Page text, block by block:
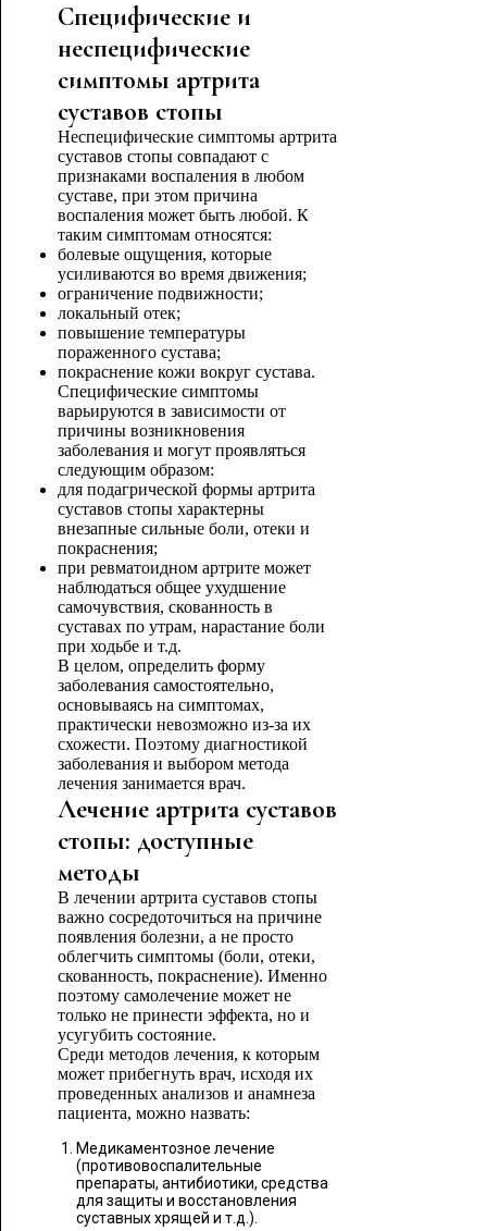
Специфические и
неспецифические
симптомы артрита
суставов стопы
Неспецифические симптомы артрита
суставов стопы совпадают с
признаками воспаления в любом
суставе, при этом причина
воспаления может быть любой. К
таким симптомам относятся:
болевые ощущения, которые
усиливаются во время движения;
ограничение подвижности;
локальный отек;
повышение температуры
пораженного сустава;
покраснение кожи вокруг сустава.
Специфические симптомы
варьируются в зависимости от
причины возникновения
заболевания и могут проявляться
следующим образом:
для подагрической формы артрита
суставов стопы характерны
внезапные сильные боли, отеки и
покраснения;
при ревматоидном артрите может
наблюдаться общее ухудшение
самочувствия, скованность в
суставах по утрам, нарастание боли
при ходьбе и т.д.
В целом, определить форму
заболевания самостоятельно,
основываясь на симптомах,
практически невозможно из-за их
схожести. Поэтому диагностикой
заболевания и выбором метода
лечения занимается врач.
Лечение артрита суставов
стопы: доступные
методы
В лечении артрита суставов стопы
важно сосредоточиться на причине
появления болезни, а не просто
облегчить симптомы (боли, отеки,
скованность, покраснение). Именно
поэтому самолечение может не
только не принести эффекта, но и
усугубить состояние.
Среди методов лечения, к которым
может прибегнуть врач, исходя их
проведенных анализов и анамнеза
пациента, можно назвать:
Медикаментозное лечение
(противовоспалительные
препараты, антибиотики, средства
для защиты и восстановления
суставных хрящей и т.д.).